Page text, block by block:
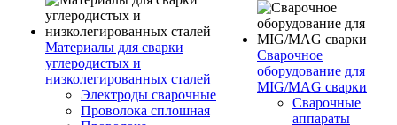
Материалы для сварки
углеродистых и
низколегированных сталей
Электроды сварочные
Проволока сплошная
Сварочное
оборудование для
MIG/MAG сварки
Сварочные
аппараты